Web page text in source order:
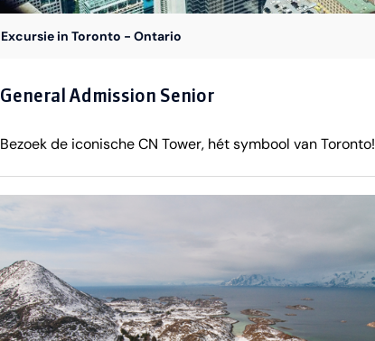
Excursie in Toronto - Ontario
General Admission Senior
Bezoek de iconische CN Tower, hét symbool van Toronto!